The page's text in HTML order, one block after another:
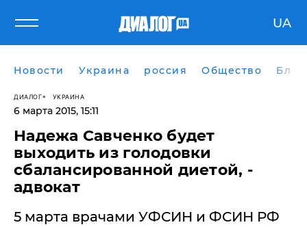
UA
Новости Украина россия Общество
ДИАЛОГ УКРАИНА
6 марта 2015, 15:11
​Надежа Савченко будет
выходить из голодовки
сбалансированной диетой, -
адвокат‏
5 марта врачами УФСИН и ФСИН РФ